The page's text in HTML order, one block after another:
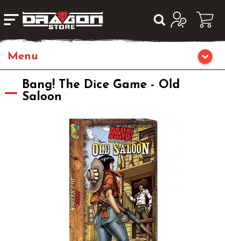
Home
Giochi di Carte Collezionabili
Bang! The Dice Game - Old
Saloon